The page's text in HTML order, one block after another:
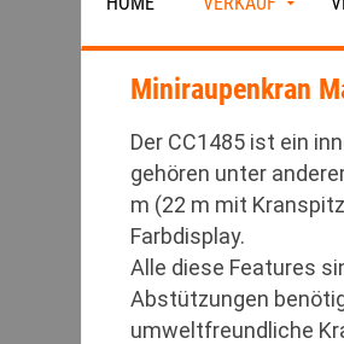
Miniraupenkran
Der CC1485 ist ein
gehören unter
m (22 m mit
Farbdisplay.
Alle diese Features
Abstützungen
umweltfreundliche